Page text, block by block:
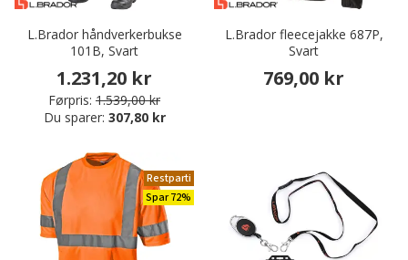
L.Brador håndverkerbukse
101B, Svart
1.231,20 kr
Førpris: 1.539,00 kr
Du sparer: 307,80 kr
L.Brador fleecejakke 687P,
Svart
769,00 kr
Restparti
Spar 72%